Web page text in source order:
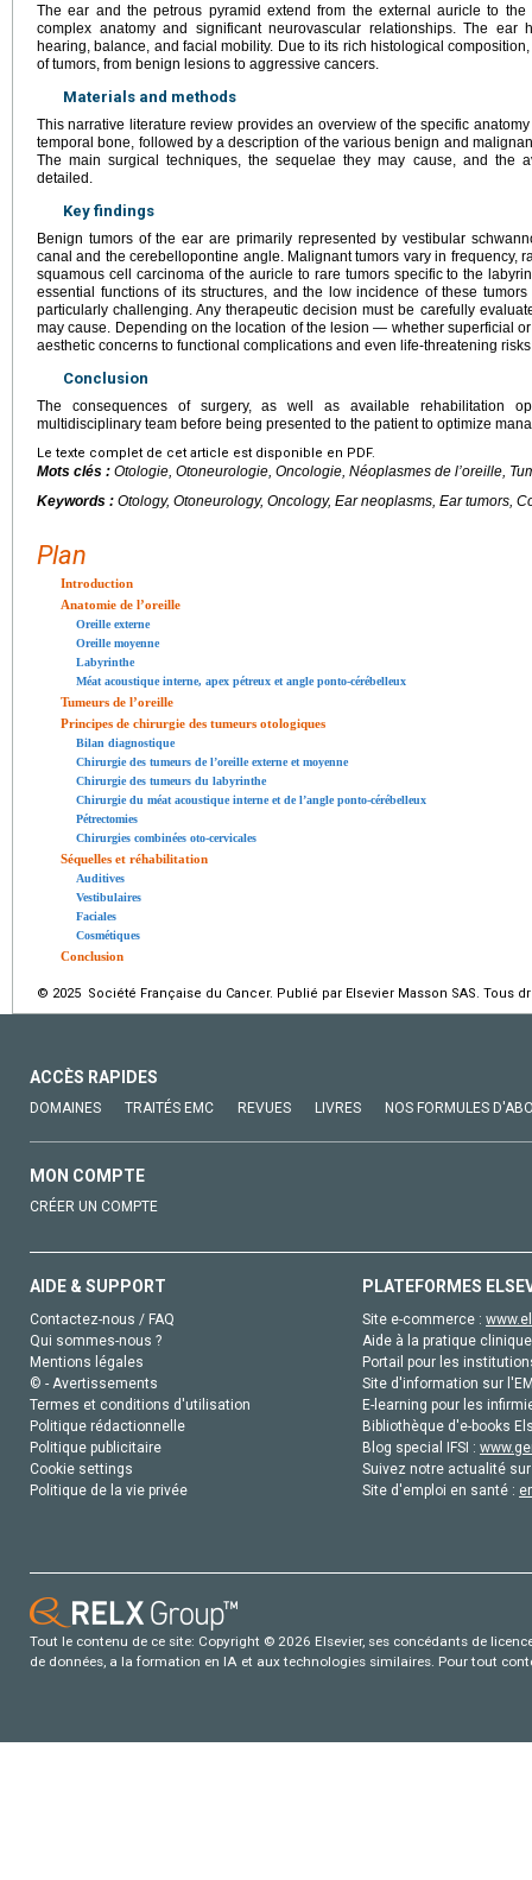
The ear and the petrous pyramid extend from the external auricle to
complex anatomy and significant neurovascular relationships. The ear
hearing, balance, and facial mobility. Due to its rich histological
of tumors, from benign lesions to aggressive cancers.
Materials and methods
This narrative literature review provides an overview of the specific
temporal bone, followed by a description of the various benign and
The main surgical techniques, the sequelae they may cause, and the
detailed.
Key findings
Benign tumors of the ear are primarily represented by vestibular
canal and the cerebellopontine angle. Malignant tumors vary in frequency,
squamous cell carcinoma of the auricle to rare tumors specific to the
essential functions of its structures, and the low incidence of these
particularly challenging. Any therapeutic decision must be carefully
may cause. Depending on the location of the lesion — whether superficial
aesthetic concerns to functional complications and even life-threatening
Conclusion
The consequences of surgery, as well as available rehabilitation
multidisciplinary team before being presented to the patient to optimize
Le texte complet de cet article est disponible en PDF.
Mots clés : Otologie, Otoneurologie, Oncologie, Néoplasmes de l’oreille,
Keywords : Otology, Otoneurology, Oncology, Ear neoplasms, Ear tumors,
Plan
Introduction
Anatomie de l’oreille
Oreille externe
Oreille moyenne
Labyrinthe
Méat acoustique interne, apex pétreux et angle ponto-cérébelleux
Tumeurs de l’oreille
Principes de chirurgie des tumeurs otologiques
Bilan diagnostique
Chirurgie des tumeurs de l’oreille externe et moyenne
Chirurgie des tumeurs du labyrinthe
Chirurgie du méat acoustique interne et de l’angle ponto-cérébelleux
Pétrectomies
Chirurgies combinées oto-cervicales
Séquelles et réhabilitation
Auditives
Vestibulaires
Faciales
Cosmétiques
Conclusion
© 2025 Société Française du Cancer. Publié par Elsevier Masson SAS. Tous
ACCÈS RAPIDES
DOMAINES TRAITÉS EMC REVUES LIVRES NOS FORMULES
MON COMPTE
CRÉER UN COMPTE
AIDE & SUPPORT
Contactez-nous / FAQ
Qui sommes-nous ?
Mentions légales
© - Avertissements
Termes et conditions d'utilisation
Politique rédactionnelle
Politique publicitaire
Cookie settings
Politique de la vie privée
PLATEFORMES
Site e-commerce :
Aide à la pratique
Portail pour les
Site d'information sur
E-learning pour les
Bibliothèque d'e-books
Blog special IFSI :
Suivez notre actualité
Site d'emploi en santé :
Tout le contenu de ce site: Copyright © 2026 Elsevier, ses concédants de
de données, a la formation en IA et aux technologies similaires. Pour tout